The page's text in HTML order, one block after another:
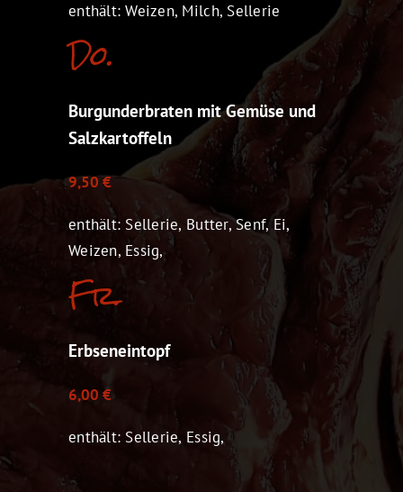
enthält: Weizen, Milch, Sellerie
Do.
Burgunderbraten mit Gemüse und
Salzkartoffeln
9,50 €
enthält: Sellerie, Butter, Senf, Ei,
Weizen, Essig,
Fr.
Erbseneintopf
6,00 €
enthält: Sellerie, Essig,